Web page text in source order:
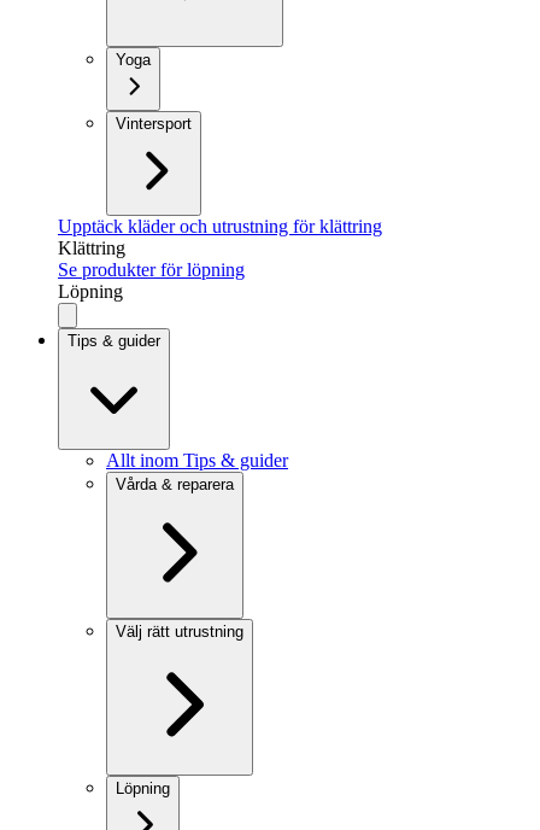
Yoga
Vintersport
Upptäck kläder och utrustning för klättring
Klättring
Se produkter för löpning
Löpning
Tips & guider
Allt inom Tips & guider
Vårda & reparera
Välj rätt utrustning
Löpning